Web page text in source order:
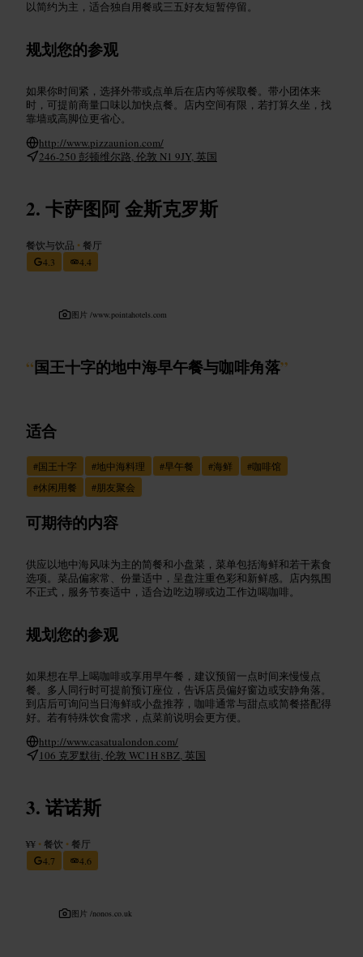
以简约为主，适合独自用餐或三五好友短暂停留。
规划您的参观
如果你时间紧，选择外带或点单后在店内等候取餐。带小团体来
时，可提前商量口味以加快点餐。店内空间有限，若打算久坐，找
靠墙或高脚位更省心。
http://www.pizzaunion.com/
246-250 彭顿维尔路, 伦敦 N1 9JY, 英国
卡萨图阿 金斯克罗斯
餐饮与饮品 •餐厅
4.3
4.4
图片 /www.pointahotels.com
“国王十字的地中海早午餐与咖啡角落”
适合
#国王十字 #地中海料理 #早午餐 #海鲜 #咖啡馆
#休闲用餐 #朋友聚会
可期待的内容
供应以地中海风味为主的简餐和小盘菜，菜单包括海鲜和若干素食
选项。菜品偏家常、份量适中，呈盘注重色彩和新鲜感。店内氛围
不正式，服务节奏适中，适合边吃边聊或边工作边喝咖啡。
规划您的参观
如果想在早上喝咖啡或享用早午餐，建议预留一点时间来慢慢点
餐。多人同行时可提前预订座位，告诉店员偏好窗边或安静角落。
到店后可询问当日海鲜或小盘推荐，咖啡通常与甜点或简餐搭配得
好。若有特殊饮食需求，点菜前说明会更方便。
http://www.casatualondon.com/
106 克罗默街, 伦敦 WC1H 8BZ, 英国
诺诺斯
¥¥ •餐饮 •餐厅
4.7
4.6
图片 /nonos.co.uk